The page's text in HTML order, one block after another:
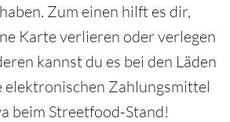
Zum einen hilft es dir,
Karte verlieren oder verlegen
kannst du es bei den Läden
elektronischen Zahlungsmittel
beim Streetfood-Stand!